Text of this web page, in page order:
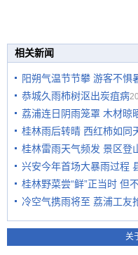
相关新闻
阳朔气温节节攀 游客不惧
恭城久雨柿树沤出炭疽病
荔浦连日阴雨笼罩 木材晾
桂林雨后转晴 西红柿如同
桂林雷雨天气频发 景区登
兴安今年首场大暴雨过程
桂林野菜尝“鲜”正当时 但
冷空气携雨将至 荔浦工友
关